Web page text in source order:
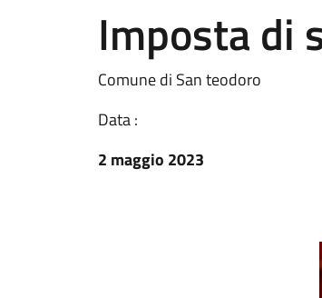
Imposta di
Comune di San teodoro
Data :
2 maggio 2023